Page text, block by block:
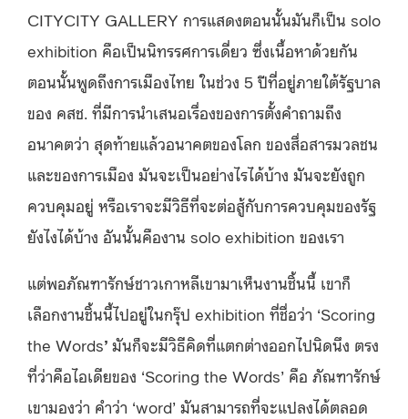
CITYCITY GALLERY การแสดงตอนนั้นมันก็เป็น solo
exhibition คือเป็นนิทรรศการเดี่ยว ซึ่งเนื้อหาด้วยกัน
ตอนนั้นพูดถึงการเมืองไทย ในช่วง 5 ปีที่อยู่ภายใต้รัฐบาล
ของ คสช. ที่มีการนําเสนอเรื่องของการตั้งคําถามถึง
อนาคตว่า สุดท้ายแล้วอนาคตของโลก ของสื่อสารมวลชน
และของการเมือง มันจะเป็นอย่างไรได้บ้าง มันจะยังถูก
ควบคุมอยู่ หรือเราจะมีวิธีที่จะต่อสู้กับการควบคุมของรัฐ
ยังไงได้บ้าง อันนั้นคืองาน solo exhibition ของเรา
แต่พอภัณฑารักษ์ชาวเกาหลีเขามาเห็นงานชิ้นนี้ เขาก็
เลือกงานชิ้นนี้ไปอยู่ในกรุ๊ป exhibition ที่ชื่อว่า ‘Scoring
the Words’ มันก็จะมีวิธีคิดที่แตกต่างออกไปนิดนึง ตรง
ที่ว่าคือไอเดียของ ‘Scoring the Words’ คือ ภัณฑารักษ์
เขามองว่า คําว่า ‘word’ มันสามารถที่จะแปลงได้ตลอด